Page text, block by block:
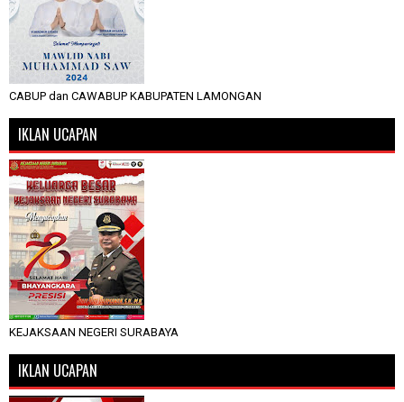
CABUP dan CAWABUP KABUPATEN LAMONGAN
IKLAN UCAPAN
KEJAKSAAN NEGERI SURABAYA
IKLAN UCAPAN